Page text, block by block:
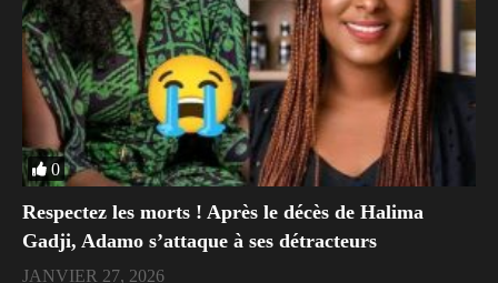
0
Respectez les morts ! Après le décès de Halima
Gadji, Adamo s’attaque à ses détracteurs
JANVIER 27, 2026